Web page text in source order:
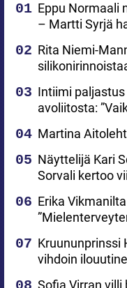
Eppu Normaali
– Martti Syrjä
Rita Niemi-
Intiimi paljastus
avoliitosta:
Martina
Näyttelijä Kari
Sorvali kertoo
Erika
Kruununprinssi
vihdoin